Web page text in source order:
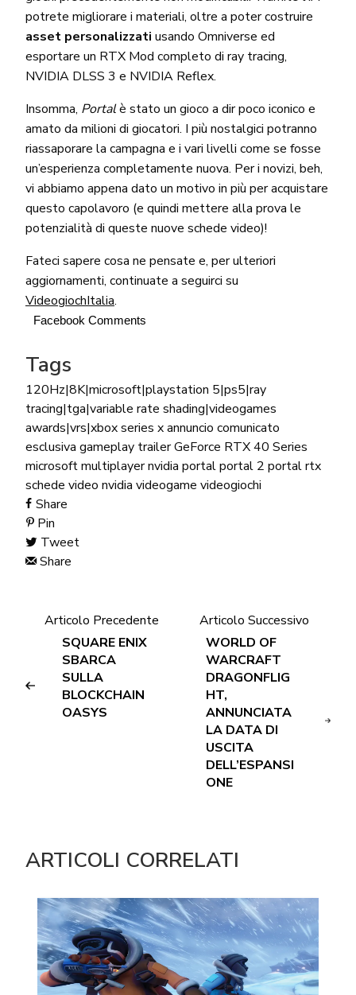
potrete migliorare i materiali, oltre a poter costruire
asset personalizzati usando Omniverse ed
esportare un RTX Mod completo di ray tracing,
NVIDIA DLSS 3 e NVIDIA Reflex.
Insomma, Portalè stato un gioco a dir poco iconico e
amato da milioni di giocatori. I più nostalgici potranno
riassaporare la campagna e i vari livelli come se fosse
un’esperienza completamente nuova. Per i novizi, beh,
vi abbiamo appena dato un motivo in più per acquistare
questo capolavoro (e quindi mettere alla prova le
potenzialità di queste nuove schede video)!
Fateci sapere cosa ne pensate e, per ulteriori
aggiornamenti, continuate a seguirci su
VideogiochItalia.
Facebook Comments
Tags
120Hz|8K|microsoft|playstation 5|ps5|ray
tracing|tga|variable rate shading|videogames
awards|vrs|xbox series xannuncio comunicato
esclusiva gameplay trailerGeForce RTX 40 Series
microsoftmultiplayernvidia portalportal 2 portal rtx
schede video nvidia videogame videogiochi
Share
Pin
Tweet
Share
Articolo Precedente
SQUARE ENIX
SBARCA
SULLA
BLOCKCHAIN
OASYS
Articolo Successivo
WORLD OF
WARCRAFT
DRAGONFLIG
HT,
ANNUNCIATA
LA DATA DI
USCITA
DELL’ESPANSI
ONE
ARTICOLI CORRELATI